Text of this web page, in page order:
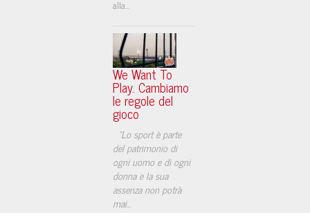
alla...
We Want To
Play. Cambiamo
le regole del
gioco
"Lo sport è parte
del patrimonio di
ogni uomo e di ogni
donna e la sua
assenza non potrà
mai...